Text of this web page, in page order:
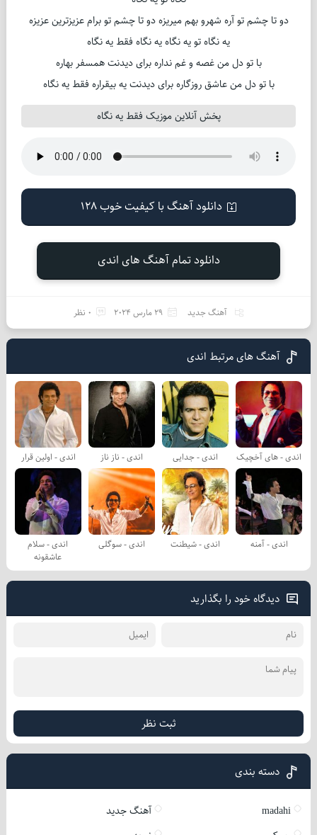
دو تا چشم تو آره شهرو بهم میریزه دو تا چشم تو برام عزیزترین عزیزه
یه نگاه تو یه نگاه یه نگاه فقط یه نگاه
با تو دل من غصه و غم نداره برای دیدنت همسفر بهاره
با تو دل من عاشق روزگاره برای دیدنت یه بیقراره فقط یه نگاه
پخش آنلاین موزیک فقط یه نگاه
دانلود آهنگ با کیفیت خوب 128
دانلود تمام آهنگ های اندی
آهنگ جدید 29 مارس 2024 0 نظر
آهنگ های مرتبط اندی
اندی - های آخچیک اندی - جدایی اندی - ناز ناز اندی - اولین قرار
اندی - آمنه اندی - شیطنت اندی - سوگلی
اندی - سلام
عاشقونه
دیدگاه خود را بگذارید
ثبت نظر
دسته بندی
madahi
آهنگ جدید